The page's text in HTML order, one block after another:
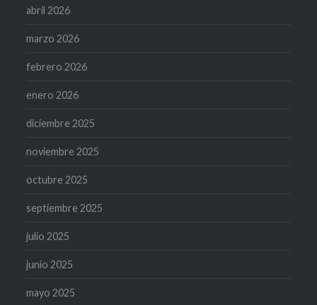
abril 2026
marzo 2026
febrero 2026
enero 2026
diciembre 2025
noviembre 2025
octubre 2025
septiembre 2025
julio 2025
junio 2025
mayo 2025